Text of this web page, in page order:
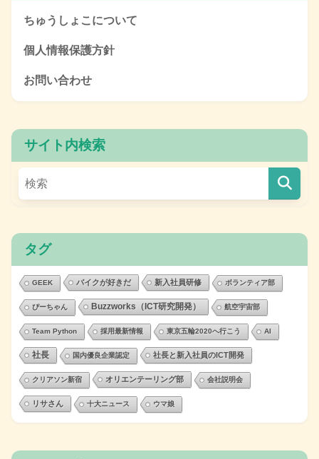
ちゅうしょこについて
個人情報保護方針
お問い合わせ
サイト内検索
タグ
GEEK バイクが好きだ 新入社員研修 ボランティア部
ぴーちゃん Buzzworks（ICT研究開発） 航空宇宙部
Team Python 採用最新情報 東京五輪2020へ行こう AI
社長 国内優良企業認定 社長と新入社員のICT開発
クリアソン新宿 オリエンテーリング部 会社説明会
リサさん 十大ニュース ウマ娘